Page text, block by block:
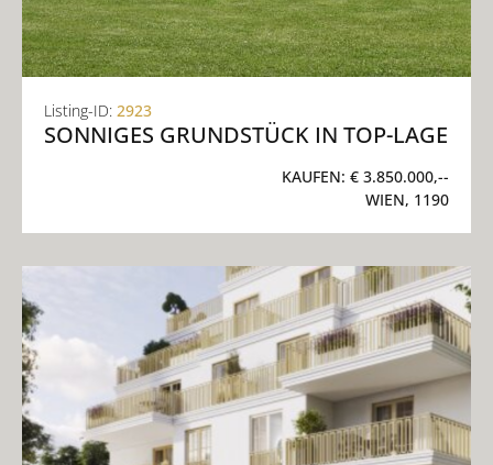
Listing-ID: 2923
SONNIGES GRUNDSTÜCK IN TOP-LAGE
KAUFEN: € 3.850.000,--
WIEN, 1190